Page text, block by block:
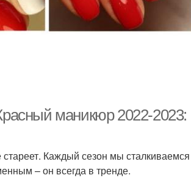
маникюр 2022-
стареет. Каждый сезон мы
– он всегда в тренде.